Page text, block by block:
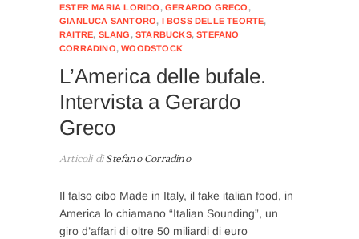
ESTER MARIA LORIDO ,GERARDO GRECO ,
GIANLUCA SANTORO, I BOSS DELLE TEORTE,
RAITRE, SLANG ,STARBUCKS,STEFANO
CORRADINO,WOODSTOCK
L’America delle bufale.
Intervista a Gerardo
Greco
Articoli diStefano Corradino
Il falso cibo Made in Italy, il fake italian food, in
America lo chiamano “Italian Sounding”, un
giro d’affari di oltre 50 miliardi di euro